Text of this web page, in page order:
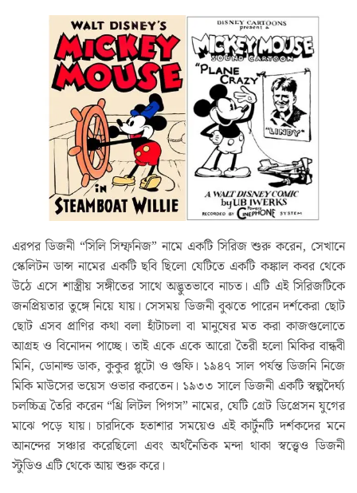
এরপর ডিজনী “সিলি সিম্ফনিজ” নামে একটি সিরিজ শুরু করেন, সেখানে
স্কেলিটন ডান্স নামের একটি ছবি ছিলো যেটিতে একটি কঙ্কাল কবর থেকে
উঠে এসে শাস্ত্রীয় সঙ্গীতের সাথে অদ্ভুতভাবে নাচত। এটি এই সিরিজটিকে
জনপ্রিয়তার তুঙ্গে নিয়ে যায়। সেসময় ডিজনী বুঝতে পারেন দর্শকেরা ছোট
ছোট এসব প্রাণির কথা বলা হাঁটাচলা বা মানুষের মত করা কাজগুলোতে
আগ্রহ ও বিনোদন পাচ্ছে। তাই একে একে আরো তৈরী হলো মিকির বান্ধবী
মিনি, ডোনাল্ড ডাক, কুকুর প্লুটো ও গুফি। ১৯৪৭ সাল পর্যন্ত ডিজনি নিজে
মিকি মাউসের ভয়েস ওভার করতেন। ১৯৩৩ সালে ডিজনী একটি স্বল্পদৈর্ঘ্য
চলচ্চিত্র তৈরি করেন “থ্রি লিটল পিগস” নামের, যেটি গ্রেট ডিপ্রেসন যুগের
মাঝে পড়ে যায়। চারদিকে হতাশার সময়েও এই কার্টুনটি দর্শকদের মনে
আনন্দের সঞ্চার করেছিলো এবং অর্থনৈতিক মন্দা থাকা স্বত্ত্বেও ডিজনী
স্টুডিও এটি থেকে আয় শুরু করে।